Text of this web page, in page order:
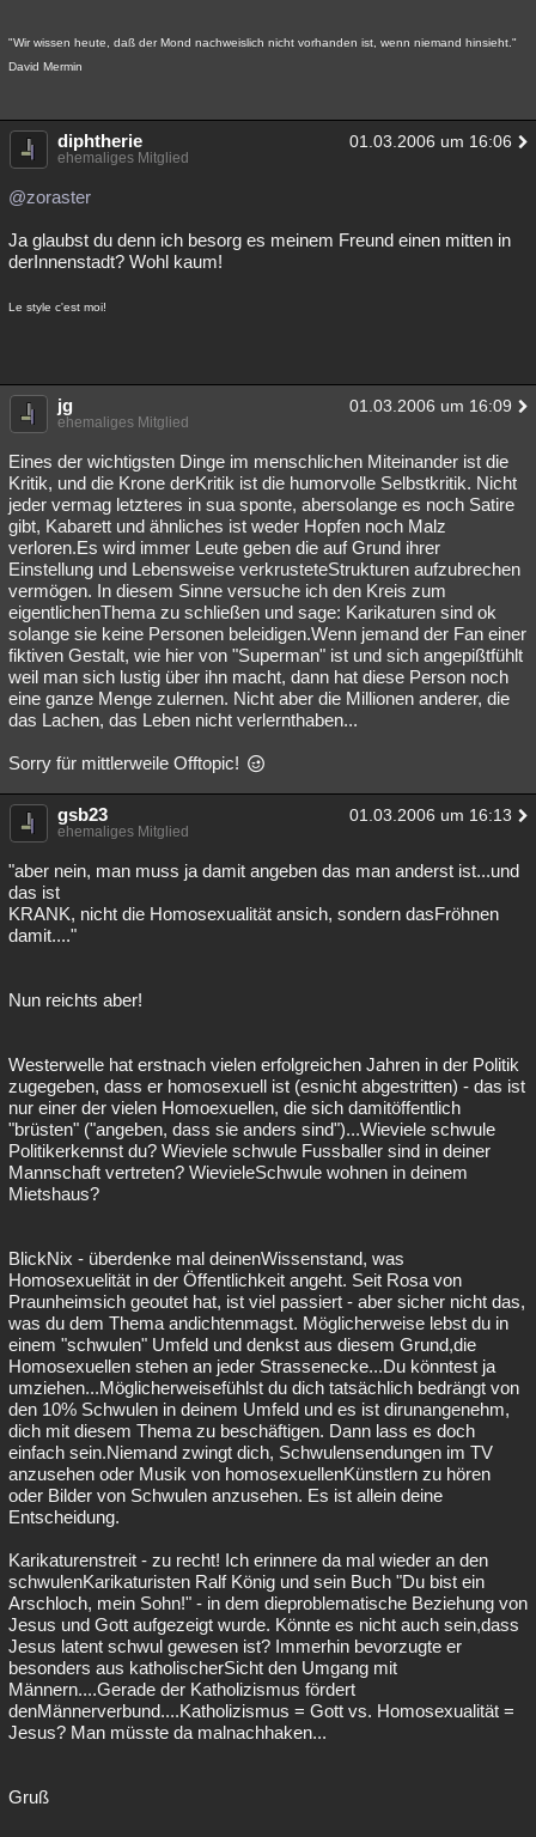
"Wir wissen heute, daß der Mond nachweislich nicht vorhanden ist, wenn niemand hinsieht."
David Mermin
diphtherie 01.03.2006 um 16:06
ehemaliges Mitglied
@zoraster
Ja glaubst du denn ich besorg es meinem Freund einen mitten in
derInnenstadt? Wohl kaum!
Le style c'est moi!
jg 01.03.2006 um 16:09
ehemaliges Mitglied
Eines der wichtigsten Dinge im menschlichen Miteinander ist die
Kritik, und die Krone derKritik ist die humorvolle Selbstkritik. Nicht
jeder vermag letzteres in sua sponte, abersolange es noch Satire
gibt, Kabarett und ähnliches ist weder Hopfen noch Malz
verloren.Es wird immer Leute geben die auf Grund ihrer
Einstellung und Lebensweise verkrusteteStrukturen aufzubrechen
vermögen. In diesem Sinne versuche ich den Kreis zum
eigentlichenThema zu schließen und sage: Karikaturen sind ok
solange sie keine Personen beleidigen.Wenn jemand der Fan einer
fiktiven Gestalt, wie hier von "Superman" ist und sich angepißtfühlt
weil man sich lustig über ihn macht, dann hat diese Person noch
eine ganze Menge zulernen. Nicht aber die Millionen anderer, die
das Lachen, das Leben nicht verlernthaben...
Sorry für mittlerweile Offtopic!
gsb23 01.03.2006 um 16:13
ehemaliges Mitglied
"aber nein, man muss ja damit angeben das man anderst ist...und
das ist
KRANK, nicht die Homosexualität ansich, sondern dasFröhnen
damit...."
Nun reichts aber!
Westerwelle hat erstnach vielen erfolgreichen Jahren in der Politik
zugegeben, dass er homosexuell ist (esnicht abgestritten) - das ist
nur einer der vielen Homoexuellen, die sich damitöffentlich
"brüsten" ("angeben, dass sie anders sind")...Wieviele schwule
Politikerkennst du? Wieviele schwule Fussballer sind in deiner
Mannschaft vertreten? WievieleSchwule wohnen in deinem
Mietshaus?
BlickNix - überdenke mal deinenWissenstand, was
Homosexuelität in der Öffentlichkeit angeht. Seit Rosa von
Praunheimsich geoutet hat, ist viel passiert - aber sicher nicht das,
was du dem Thema andichtenmagst. Möglicherweise lebst du in
einem "schwulen" Umfeld und denkst aus diesem Grund,die
Homosexuellen stehen an jeder Strassenecke...Du könntest ja
umziehen...Möglicherweisefühlst du dich tatsächlich bedrängt von
den 10% Schwulen in deinem Umfeld und es ist dirunangenehm,
dich mit diesem Thema zu beschäftigen. Dann lass es doch
einfach sein.Niemand zwingt dich, Schwulensendungen im TV
anzusehen oder Musik von homosexuellenKünstlern zu hören
oder Bilder von Schwulen anzusehen. Es ist allein deine
Entscheidung.
Karikaturenstreit - zu recht! Ich erinnere da mal wieder an den
schwulenKarikaturisten Ralf König und sein Buch "Du bist ein
Arschloch, mein Sohn!" - in dem dieproblematische Beziehung von
Jesus und Gott aufgezeigt wurde. Könnte es nicht auch sein,dass
Jesus latent schwul gewesen ist? Immerhin bevorzugte er
besonders aus katholischerSicht den Umgang mit
Männern....Gerade der Katholizismus fördert
denMännerverbund....Katholizismus = Gott vs. Homosexualität =
Jesus? Man müsste da malnachhaken...
Gruß